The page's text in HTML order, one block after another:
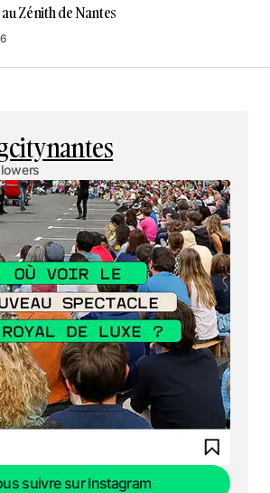
Zénith de Nantes
suivre sur Instagram